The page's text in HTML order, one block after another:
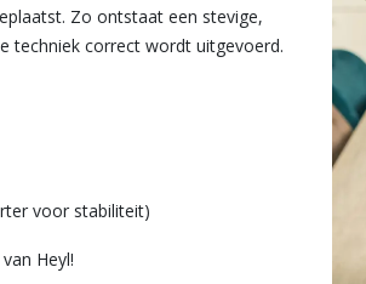
Zo ontstaat een stevige,
techniek correct wordt uitgevoerd.
voor stabiliteit)
Heyl!